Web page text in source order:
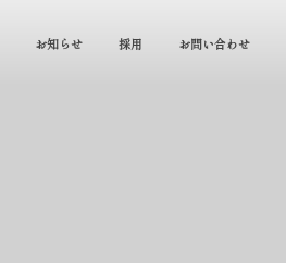
お知らせ 採用 お問い合わせ